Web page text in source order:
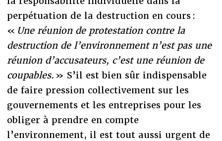
perpétuation de la destruction en cours :
« Une réunion de protestation contre la
destruction de l’environnement n’est pas une
réunion d’accusateurs, c’est une réunion de
coupables. » S’il est bien sûr indispensable
de faire pression collectivement sur les
gouvernements et les entreprises pour les
obliger à prendre en compte
l’environnement, il est tout aussi urgent de